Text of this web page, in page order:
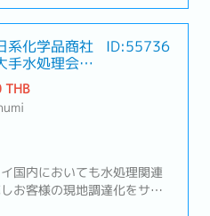
水処理設備の提案、販売
部署のマネジメント（約15
修、改善の提案やトラブル対
打ち合わせ・外訪時はご自
系化学品商社
手水処理会社
ID:55736
国内においても水処理関連
お客様の現地調達化をサポ